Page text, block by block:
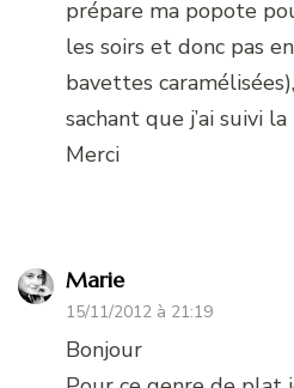
prépare ma popote
les soirs et donc pas
bavettes
sachant que j’ai suivi
Merci
Marie
15/11/2012 à 21:19
Bonjour